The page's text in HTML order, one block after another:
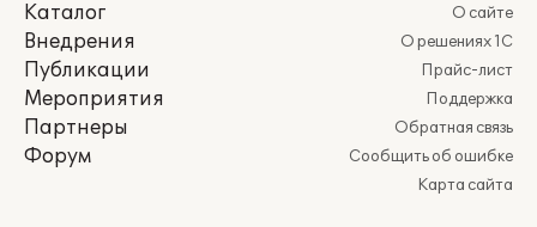
Каталог
Внедрения
Публикации
Мероприятия
Партнеры
Форум
О сайте
О решениях 1С
Прайс-лист
Поддержка
Обратная связь
Сообщить об ошибке
Карта сайта